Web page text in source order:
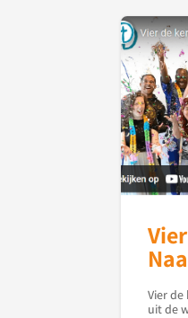
Vier
uit de